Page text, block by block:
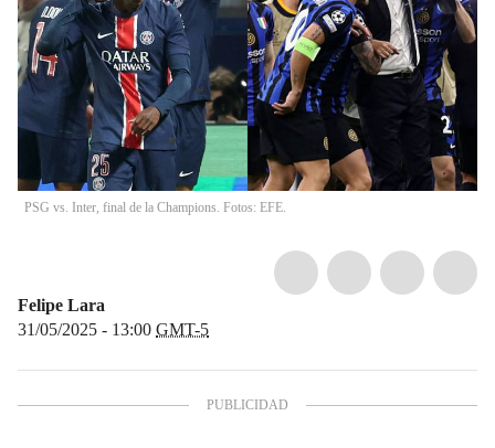
PSG vs. Inter, final de la Champions. Fotos: EFE.
Felipe Lara
31/05/2025 - 13:00 GMT-5